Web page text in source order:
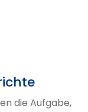
die Aufgabe,